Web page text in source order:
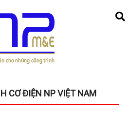
CƠ ĐIỆN NP VIỆT NAM